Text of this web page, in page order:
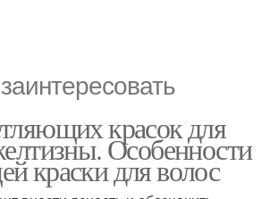
красок для
Особенности
краски для волос